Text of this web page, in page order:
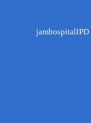
jamhospitalIPD